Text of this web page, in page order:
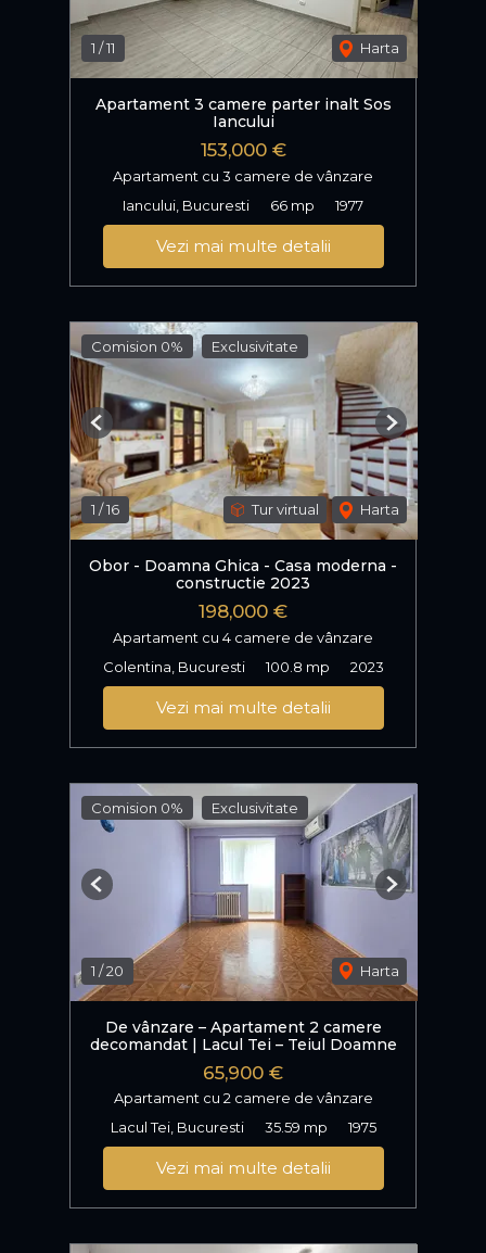
1 /11 Harta
Apartament 3 camere parter inalt Sos
Iancului
153,000 €
Apartament cu 3 camere de vânzare
Iancului, Bucuresti
66 mp 1977
Vezi mai multe detalii
Comision 0% Exclusivitate
1 /16 Tur virtual Harta
Previous Next
Obor - Doamna Ghica - Casa moderna -
constructie 2023
198,000 €
Apartament cu 4 camere de vânzare
Colentina, Bucuresti
100.8 mp 2023
Vezi mai multe detalii
Comision 0% Exclusivitate
1 /20 Harta
Previous Next
De vânzare – Apartament 2 camere
decomandat | Lacul Tei – Teiul Doamne
65,900 €
Apartament cu 2 camere de vânzare
Lacul Tei, Bucuresti
35.59 mp 1975
Vezi mai multe detalii